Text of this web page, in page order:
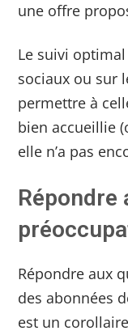
une offre
Le suivi
sociaux ou sur
permettre à
bien accueillie
elle n’a pas
Répondre
Répondre aux
des abonnées
est un